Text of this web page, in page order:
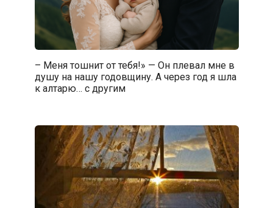
– Меня тошнит от тебя!» — Он плевал мне в
душу на нашу годовщину. А через год я шла
к алтарю… с другим